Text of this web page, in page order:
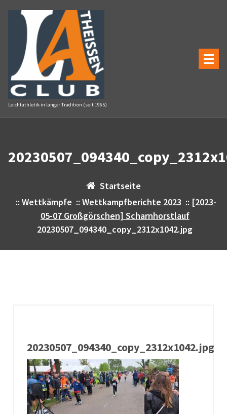
Inhalt
springen
Leichtathletik in langer Tradition (seit 1965)
Startseite
:: Wettkämpfe :: Wettkampfberichte 2023 :: [2023-
05-07 Großgörschen] Scharnhorstlauf
20230507_094340_copy_2312x1042.jpg
20230507_094340_copy_2312x1042.jpg